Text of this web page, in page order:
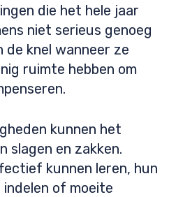
die het hele jaar
niet serieus genoeg
de knel wanneer ze
ruimte hebben om
kunnen het
slagen en zakken.
kunnen leren, hun
of moeite